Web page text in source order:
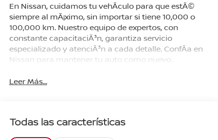
En Nissan, cuidamos tu vehÃ­culo para que estÃ©
siempre al mÃ¡ximo, sin importar si tiene 10,000 o
100,000 km. Nuestro equipo de expertos, con
constante capacitaciÃ³n, garantiza servicio
especializado y atenciÃ³n a cada detalle. ConfÃ­a en
Nissan para mantener tu auto como nuevo.
Leer Más...
Todas las características